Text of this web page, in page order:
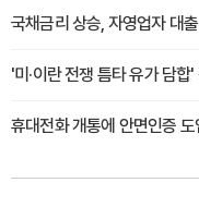
국채금리 상승, 자영업자 대
'미·이란 전쟁 틈타 유가 담
휴대전화 개통에 안면인증